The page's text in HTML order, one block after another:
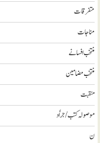
متفرقات
مناجات
منتخب افسانے
منتخب مضامين
منقبت
موصولہ کتب / جراٗد
ن